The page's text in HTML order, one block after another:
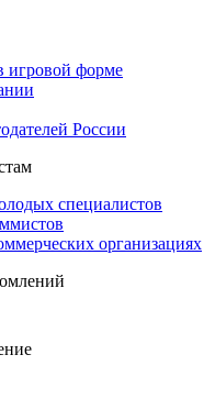
игровой форме
России
специалистов
организациях